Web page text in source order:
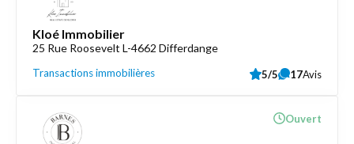
Kloé Immobilier
25 Rue Roosevelt L-4662 Differdange
Transactions immobilières 5/5 17Avis
Ouvert